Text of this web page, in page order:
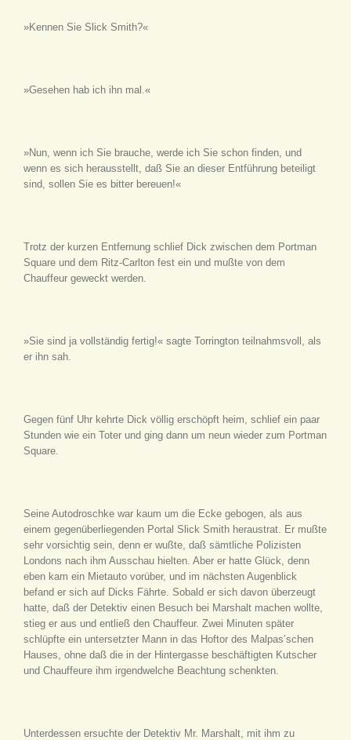
»Kennen Sie Slick Smith?«
»Gesehen hab ich ihn mal.«
»Nun, wenn ich Sie brauche, werde ich Sie schon finden, und
wenn es sich herausstellt, daß Sie an dieser Entführung beteiligt
sind, sollen Sie es bitter bereuen!«
Trotz der kurzen Entfernung schlief Dick zwischen dem Portman
Square und dem Ritz-Carlton fest ein und mußte von dem
Chauffeur geweckt werden.
»Sie sind ja vollständig fertig!« sagte Torrington teilnahmsvoll, als
er ihn sah.
Gegen fünf Uhr kehrte Dick völlig erschöpft heim, schlief ein paar
Stunden wie ein Toter und ging dann um neun wieder zum Portman
Square.
Seine Autodroschke war kaum um die Ecke gebogen, als aus
einem gegenüberliegenden Portal Slick Smith heraustrat. Er mußte
sehr vorsichtig sein, denn er wußte, daß sämtliche Polizisten
Londons nach ihm Ausschau hielten. Aber er hatte Glück, denn
eben kam ein Mietauto vorüber, und im nächsten Augenblick
befand er sich auf Dicks Fährte. Sobald er sich davon überzeugt
hatte, daß der Detektiv einen Besuch bei Marshalt machen wollte,
stieg er aus und entließ den Chauffeur. Zwei Minuten später
schlüpfte ein untersetzter Mann in das Hoftor des Malpas’schen
Hauses, ohne daß die in der Hintergasse beschäftigten Kutscher
und Chauffeure ihm irgendwelche Beachtung schenkten.
Unterdessen ersuchte der Detektiv Mr. Marshalt, mit ihm zu